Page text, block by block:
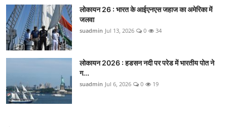
लोकायन 26 : भारत के आईएनएस जहाज का अमेरिका में
जलवा
suadmin Jul 13, 2026 0 34
लोकायन 2026 : हडसन नदी पर परेड में भारतीय पोत ने
ग...
suadmin Jul 6, 2026 0 19